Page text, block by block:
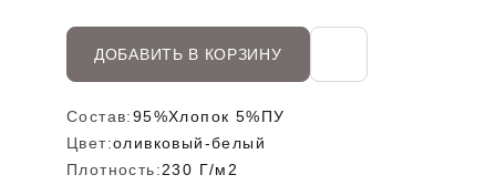
ДОБАВИТЬ В КОРЗИНУ
Состав:95%Хлопок 5%ПУ
Цвет:оливковый-белый
Плотность:230 Г/м2